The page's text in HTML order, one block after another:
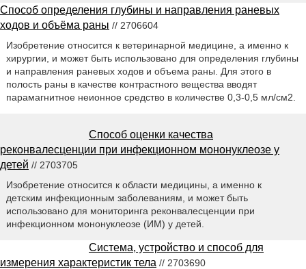
Способ определения глубины и направления раневых
ходов и объёма раны // 2706604
Изобретение относится к ветеринарной медицине, а именно к
хирургии, и может быть использовано для определения глубины
и направления раневых ходов и объема раны. Для этого в
полость раны в качестве контрастного вещества вводят
парамагнитное неионное средство в количестве 0,3-0,5 мл/см2.
Способ оценки качества
реконвалесценции при инфекционном мононуклеозе у
детей // 2703705
Изобретение относится к области медицины, а именно к
детским инфекционным заболеваниям, и может быть
использовано для мониторинга реконвалесценции при
инфекционном мононуклеозе (ИМ) у детей.
Система, устройство и способ для
измерения характеристик тела // 2703690